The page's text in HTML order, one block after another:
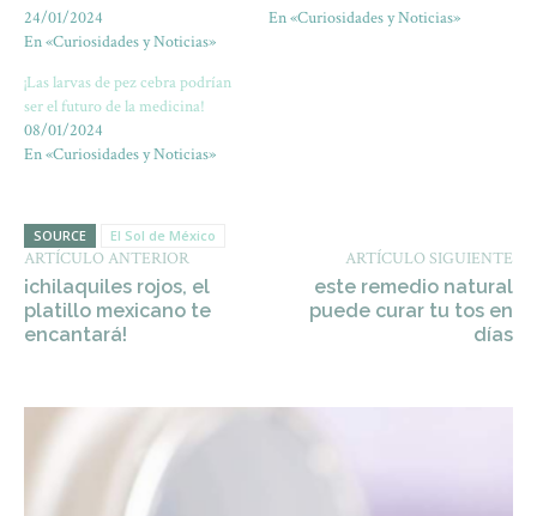
24/01/2024
En «Curiosidades y Noticias»
En «Curiosidades y Noticias»
¡Las larvas de pez cebra podrían
ser el futuro de la medicina!
08/01/2024
En «Curiosidades y Noticias»
SOURCE El Sol de México
ARTÍCULO ANTERIOR
¡chilaquiles rojos, el
platillo mexicano te
encantará!
ARTÍCULO SIGUIENTE
este remedio natural
puede curar tu tos en
días